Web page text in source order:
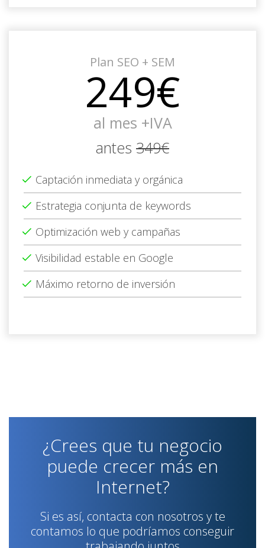
Plan SEO + SEM
249€
al mes +IVA
antes 349€
Captación inmediata y orgánica
Estrategia conjunta de keywords
Optimización web y campañas
Visibilidad estable en Google
Máximo retorno de inversión
¿Crees que tu negocio
puede crecer más en
Internet?
Si es así, contacta con nosotros y te
contamos lo que podríamos conseguir